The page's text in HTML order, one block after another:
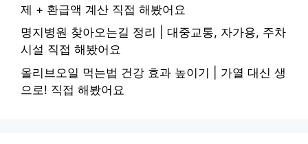
제 + 환급액 계산 직접 해봤어요
명지병원 찾아오는길 정리 | 대중교통, 자가용, 주차
시설 직접 해봤어요
올리브오일 먹는법 건강 효과 높이기 | 가열 대신 생
으로! 직접 해봤어요